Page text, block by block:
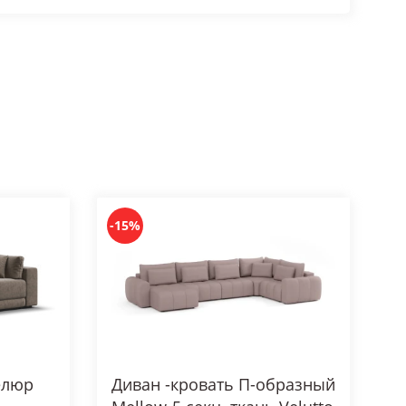
-15%
Диван -кровать П-образный